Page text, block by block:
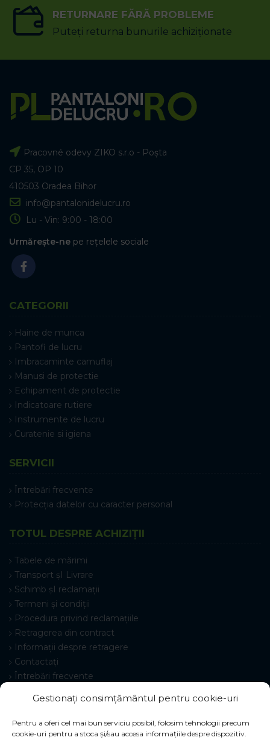
Gestionați consimțământul pentru cookie-uri
Pentru a oferi cel mai bun serviciu posibil, folosim tehnologii precum
cookie-uri pentru a stoca și/sau accesa informațiile despre dispozitiv.
RETURNARE FĂRĂ PROBLEME
Puteți returna bunurile achiziționate
Pracovné odevy ZIKO s.r.o - Poșta
CP 35, OP 10
410503 Oradea Bihor
info@pantalonidelucru.ro
Lu - Vin: 9:00 - 18:00
Urmărește-ne pe rețelele sociale
CATEGORII
Haine de munca
Pantofi de lucru
Imbracaminte camuflaj
Manusi de protectie
Echipament de protectie
Indicatoare rutiere
Instrumente de lucru
Curatenie si igiena
SERVICII
Întrebări frecvente
Protecția datelor cu caracter personal
TOTUL DESPRE ACHIZIȚII
Tabele de mărimi
Transport șI Livrare
Schimb șI reclamații
Termeni și condiții
Procedura privind reclamațiile
Retragerea din contract
Informații despre retragere
Contactați
Întrebări frecvente